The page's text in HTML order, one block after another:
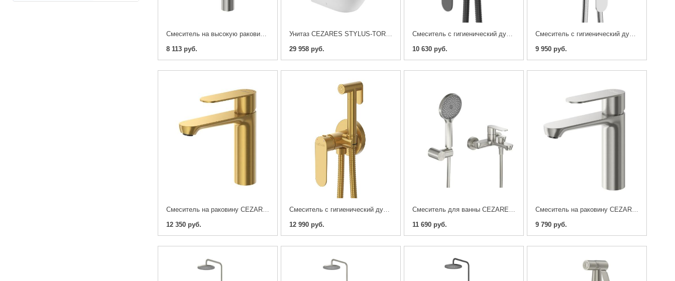
Смеситель на высокую раковину CEZARES STYLUS-LC-IN-W0, сатин
8 113 руб.
Унитаз CEZARES STYLUS-TOR безободковый, с крышкой
29 958 руб.
Смеситель с гигиенический душ CEZARES STYLUS-DIF-NOP
10 630 руб.
Смеситель с гигиенический душ CEZARES STYLUS-DIF-01
9 950 руб.
Смеситель на раковину CEZARES STYLUS-LS-BORO, Брашированное золото
12 350 руб.
Смеситель с гигиенический душ CEZARES STYLUS-DIF-BORO
12 990 руб.
Смеситель для ванны CEZARES STYLUS-VD-IN , сатин
11 690 руб.
Смеситель на раковину CEZARES STYLUS-LS-IN, Сатин
9 790 руб.